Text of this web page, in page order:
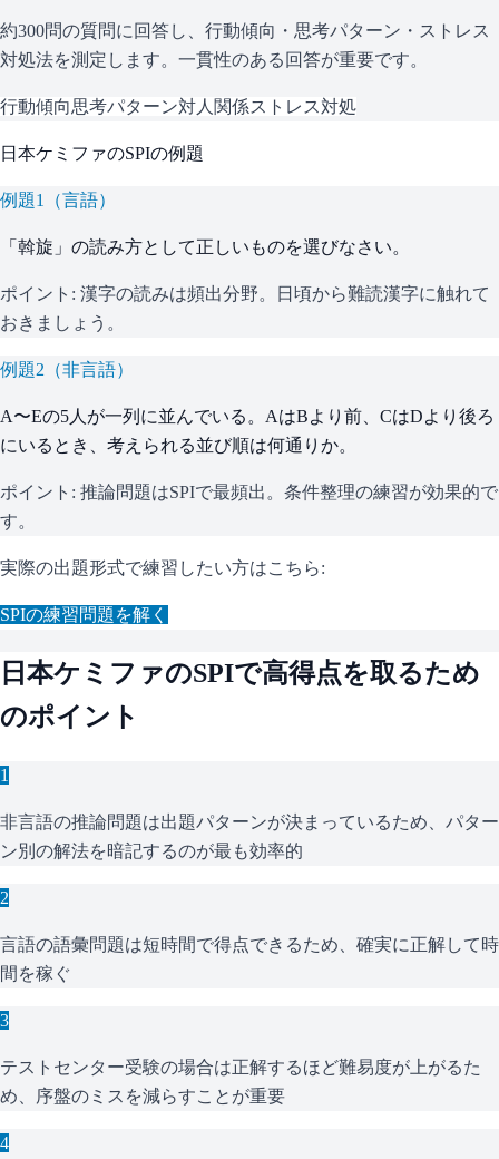
約300問の質問に回答し、行動傾向・思考パターン・ストレス
対処法を測定します。一貫性のある回答が重要です。
行動傾向思考パターン対人関係ストレス対処
日本ケミファのSPIの例題
例題1 （言語）
「斡旋」の読み方として正しいものを選びなさい。
ポイント: 漢字の読みは頻出分野。日頃から難読漢字に触れて
おきましょう。
例題2 （非言語）
A〜Eの5人が一列に並んでいる。AはBより前、CはDより後ろ
にいるとき、考えられる並び順は何通りか。
ポイント: 推論問題はSPIで最頻出。条件整理の練習が効果的で
す。
実際の出題形式で練習したい方はこちら:
SPIの練習問題を解く
日本ケミファのSPIで高得点を取るため
のポイント
1
非言語の推論問題は出題パターンが決まっているため、パター
ン別の解法を暗記するのが最も効率的
2
言語の語彙問題は短時間で得点できるため、確実に正解して時
間を稼ぐ
3
テストセンター受験の場合は正解するほど難易度が上がるた
め、序盤のミスを減らすことが重要
4